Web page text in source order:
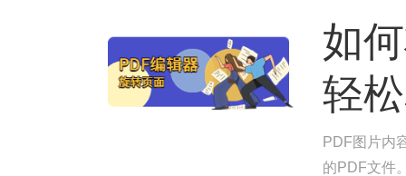
如
轻
PDF图片内
的PDF文件